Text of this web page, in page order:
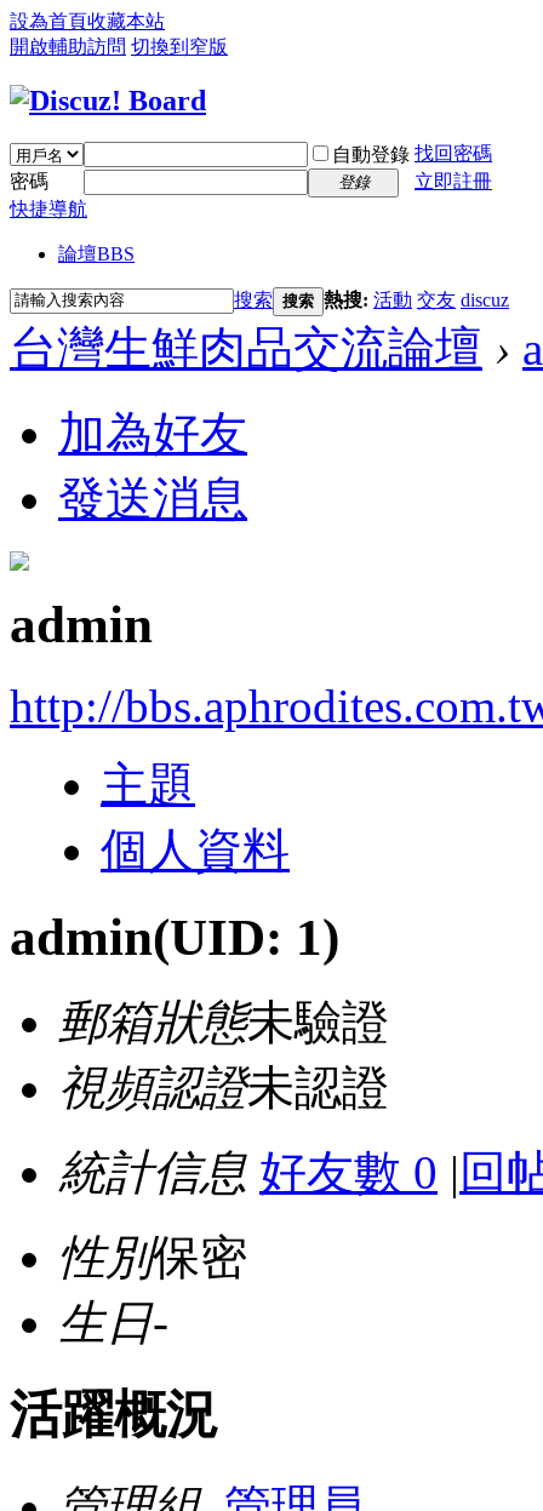
設為首頁收藏本站
開啟輔助訪問 切換到窄版
自動登錄 找回密碼
密碼
登錄
立即註冊
快捷導航
論壇BBS
搜索 搜索 熱搜: 活動 交友 discuz
台灣生鮮肉品交流論壇 ›
加為好友
發送消息
admin
http://
主題
個人資料
admin(UID: 1)
郵箱狀態未驗證
視頻認證未認證
統計信息 好友數 0 | 回
性別保密
生日-
活躍概況